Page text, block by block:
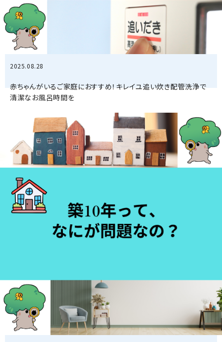
2025.08.28
赤ちゃんがいるご家庭におすすめ！キレイユ追い炊き配管洗浄で
清潔なお風呂時間を